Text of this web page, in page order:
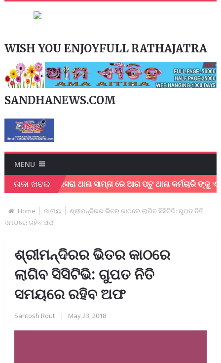
WISH YOU ENJOYFULL RATHAJATRA
SANDHANEWS.COM
MENU
ତାଜା ଖବରତଲସରା ଥାନା ସାମ୍ନା ରେ ଆଗ ପଟୁ ଥାନା କର୍ମଚାରି ଙ୍କୁ ଏକ
Home ଜାତୀୟ
ଶ୍ରୀମନ୍ଦିରର ଭିତର କାଠରେ ଲାଗିବ ସିସିଟିଭି: ଗୁପତ ନିତି
ସମୟରେ ରହିବ ଅଫ
ଶ୍ରୀମନ୍ଦିରର ଭିତର କାଠରେ
ଲାଗିବ ସିସିଟିଭି: ଗୁପତ ନିତି
ସମୟରେ ରହିବ ଅଫ
Santosh Rout May 23, 2018